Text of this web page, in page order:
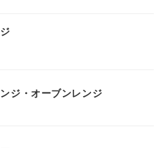
ジ・オーブンレンジ